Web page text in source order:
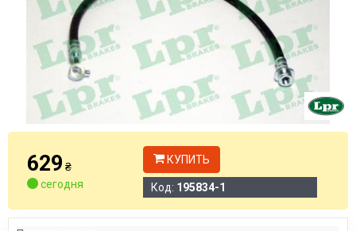
629 ₴
сегодня
КУПИТЬ
Код: 195834-1